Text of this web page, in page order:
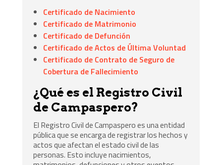
Certificado de Nacimiento
Certificado de Matrimonio
Certificado de Defunción
Certificado de Actos de Última Voluntad
Certificado de Contrato de Seguro de
Cobertura de Fallecimiento
¿Qué es el Registro Civil
de Campaspero?
El Registro Civil de Campaspero es una entidad
pública que se encarga de registrar los hechos y
actos que afectan el estado civil de las
personas. Esto incluye nacimientos,